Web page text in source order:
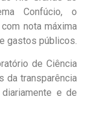
Confúcio, o
nota máxima
gastos públicos.
de Ciência
da transparência
e de